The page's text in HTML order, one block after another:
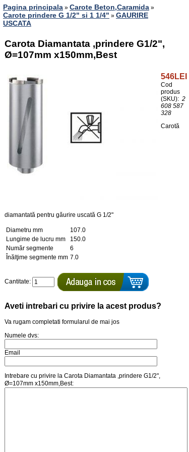
Pagina principala » Carote Beton,Caramida »
Carote prindere G 1/2" si 1 1/4" » GAURIRE
USCATA
Carota Diamantata ,prindere G1/2",
Ø=107mm x150mm,Best
546LEI
Cod
produs
(SKU): 2
608 587
328
Carotă
diamantată pentru găurire uscată G 1/2"
Diametru mm
107.0
Lungime de lucru mm
150.0
Număr segmente
6
Înălţime segmente mm 7.0
Cantitate:
Aveti intrebari cu privire la acest produs?
Va rugam completati formularul de mai jos
Numele dvs:
Email
Intrebare cu privire la Carota Diamantata ,prindere G1/2",
Ø=107mm x150mm,Best: